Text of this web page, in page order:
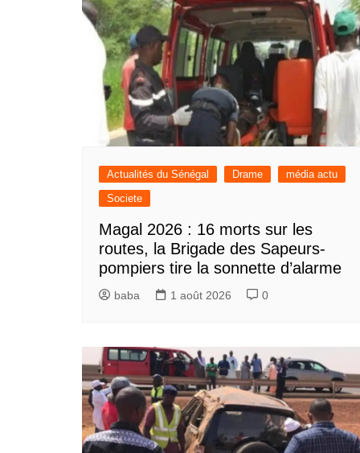
Actualités du Sénégal Drame
média actu
Societe
Magal 2026 : 16 morts sur les
routes, la Brigade des Sapeurs-
pompiers tire la sonnette d’alarme
baba 1 août 2026 0